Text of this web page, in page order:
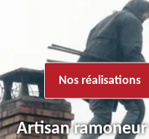
Nos réalisations
Artisan ramoneur